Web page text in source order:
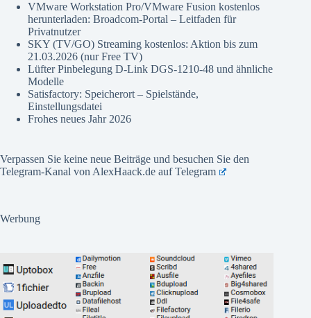
VMware Workstation Pro/VMware Fusion kostenlos
herunterladen: Broadcom-Portal – Leitfaden für
Privatnutzer
SKY (TV/GO) Streaming kostenlos: Aktion bis zum
21.03.2026 (nur Free TV)
Lüfter Pinbelegung D-Link DGS-1210-48 und ähnliche
Modelle
Satisfactory: Speicherort – Spielstände,
Einstellungsdatei
Frohes neues Jahr 2026
Verpassen Sie keine neue Beiträge und besuchen Sie den
Telegram-Kanal von AlexHaack.de aufTelegram
Werbung